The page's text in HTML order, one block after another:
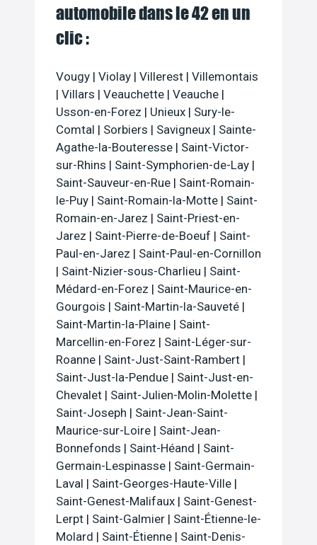
automobile dans le 42 en un
clic :
Vougy | Violay | Villerest | Villemontais
| Villars | Veauchette | Veauche |
Usson-en-Forez | Unieux | Sury-le-
Comtal | Sorbiers | Savigneux | Sainte-
Agathe-la-Bouteresse | Saint-Victor-
sur-Rhins | Saint-Symphorien-de-Lay |
Saint-Sauveur-en-Rue | Saint-Romain-
le-Puy | Saint-Romain-la-Motte | Saint-
Romain-en-Jarez | Saint-Priest-en-
Jarez | Saint-Pierre-de-Boeuf | Saint-
Paul-en-Jarez | Saint-Paul-en-Cornillon
| Saint-Nizier-sous-Charlieu | Saint-
Médard-en-Forez | Saint-Maurice-en-
Gourgois | Saint-Martin-la-Sauveté |
Saint-Martin-la-Plaine | Saint-
Marcellin-en-Forez | Saint-Léger-sur-
Roanne | Saint-Just-Saint-Rambert |
Saint-Just-la-Pendue | Saint-Just-en-
Chevalet | Saint-Julien-Molin-Molette |
Saint-Joseph | Saint-Jean-Saint-
Maurice-sur-Loire | Saint-Jean-
Bonnefonds | Saint-Héand | Saint-
Germain-Lespinasse | Saint-Germain-
Laval | Saint-Georges-Haute-Ville |
Saint-Genest-Malifaux | Saint-Genest-
Lerpt | Saint-Galmier | Saint-Étienne-le-
Molard | Saint-Étienne | Saint-Denis-